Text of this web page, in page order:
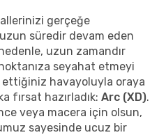
gerçeğe
süredir devam eden
uzun zamandır
seyahat etmeyi
ettiğiniz havayoluyla oraya
fırsat hazırladık: Arc (XD).
veya macera için olsun,
sayesinde ucuz bir